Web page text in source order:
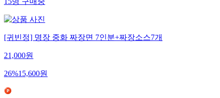
15명구매중
[귀빈정] 명장 중화 짜장면 7인분+짜장소스7개
21,000원
26%15,600원